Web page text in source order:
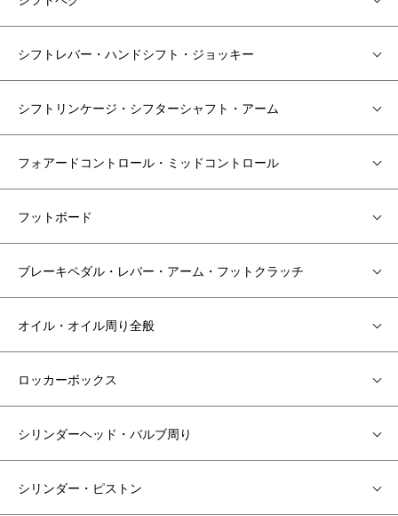
シフトレバー・ハンドシフト・ジョッキー
シフトリンケージ・シフターシャフト・アーム
フォアードコントロール・ミッドコントロール
フットボード
ブレーキペダル・レバー・アーム・フットクラッチ
オイル・オイル周り全般
ロッカーボックス
シリンダーヘッド・バルブ周り
シリンダー・ピストン